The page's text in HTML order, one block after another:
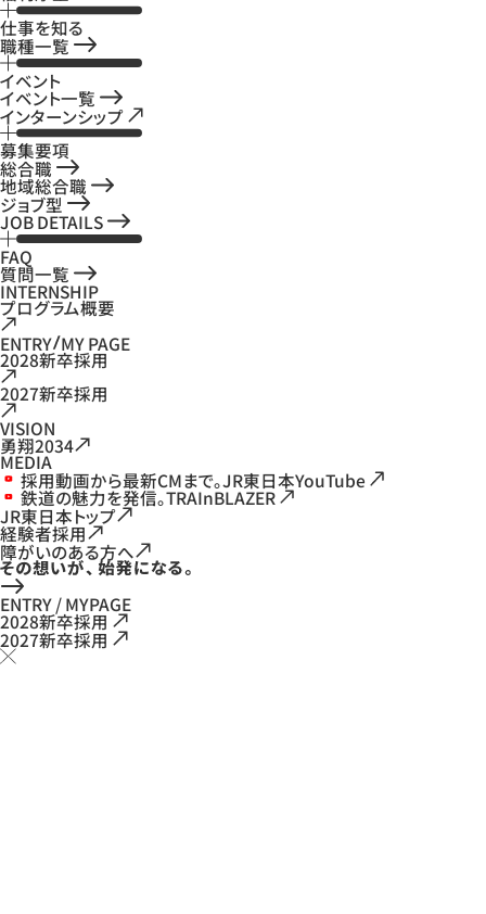
仕事を知る
職種一覧
イベント
イベント一覧
インターンシップ
募集要項
総合職
地域総合職
ジョブ型
JOB DETAILS
FAQ
質問一覧
INTERNSHIP
プログラム概要
ENTRY MY PAGE
2028新卒採用
2027新卒採用
VISION
勇翔2034
MEDIA
採用動画から最新CMまで。JR東日本YouTube
鉄道の魅力を発信。TRAInBLAZER
JR東日本トップ
経験者採用
障がいのある方へ
ENTRY / MYPAGE
2028新卒採用
2027新卒採用